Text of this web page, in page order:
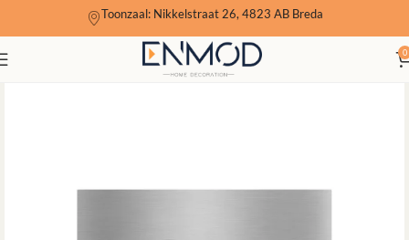
Toonzaal: Nikkelstraat 26, 4823 AB Breda
0